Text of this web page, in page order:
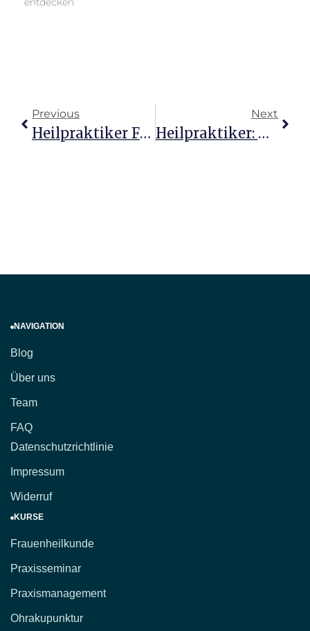
Previous
Heilpraktiker Für Psychotherapie: Verdienst Und Perspektiven
Next
Heilpraktiker: Chancen Und Perspektiven Für Die Zukunft
NAVIGATION
Blog
Über uns
Team
FAQ
Datenschutzrichtlinie
Impressum
Widerruf
KURSE
Frauenheilkunde
Praxisseminar
Praxismanagement
Ohrakupunktur